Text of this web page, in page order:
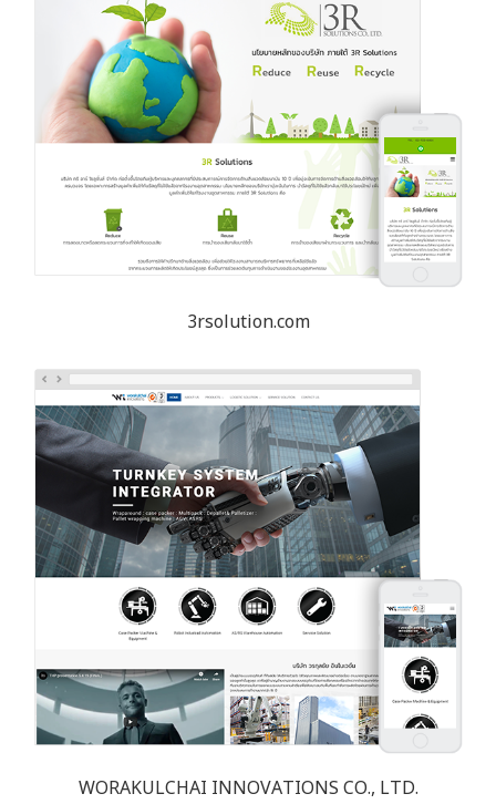
3rsolution.com
WORAKULCHAI INNOVATIONS CO., LTD.